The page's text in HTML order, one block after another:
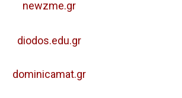
newzme.gr
diodos.edu.gr
dominicamat.gr